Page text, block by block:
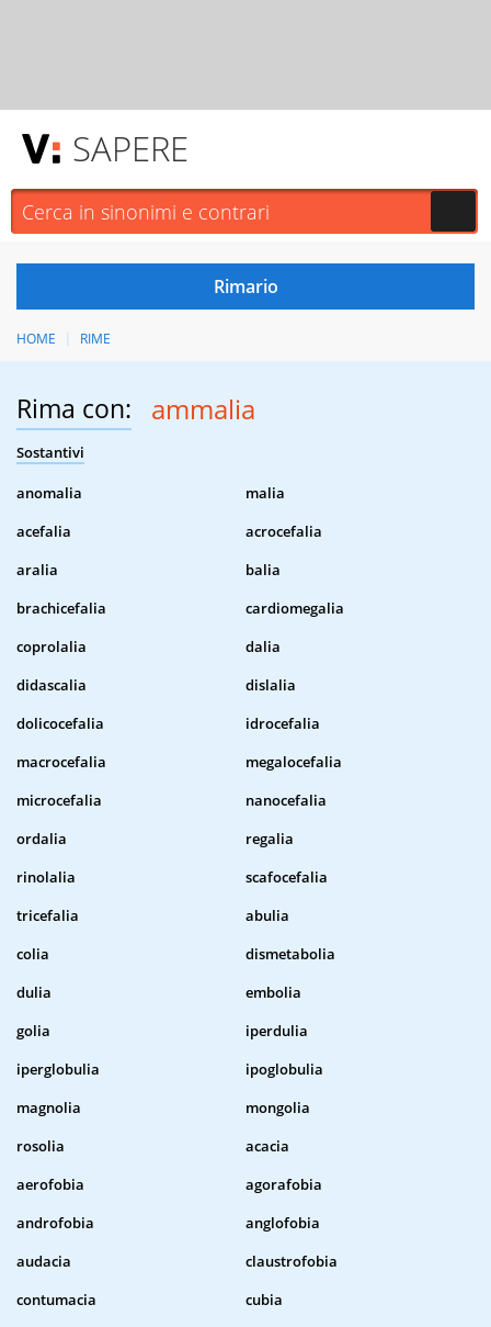
SAPERE
HOME RIME
Rima con: ammalia
Sostantivi
anomalia
malia
acefalia
acrocefalia
aralia
balia
brachicefalia
cardiomegalia
coprolalia
dalia
didascalia
dislalia
dolicocefalia
idrocefalia
macrocefalia
megalocefalia
microcefalia
nanocefalia
ordalia
regalia
rinolalia
scafocefalia
tricefalia
abulia
colia
dismetabolia
dulia
embolia
golia
iperdulia
iperglobulia
ipoglobulia
magnolia
mongolia
rosolia
acacia
aerofobia
agorafobia
androfobia
anglofobia
audacia
claustrofobia
contumacia
cubia